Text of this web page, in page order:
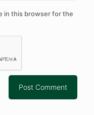
in this browser for the